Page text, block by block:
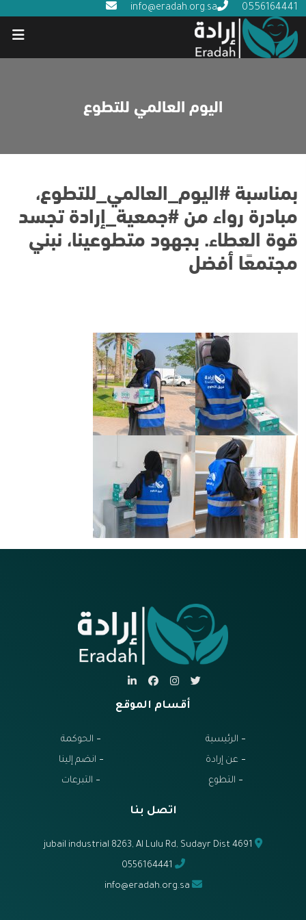
0556164441
info@eradah.org.sa
اليوم العالمي للتطوع
بمناسبة#اليوم_العالمي_للتطوع،
مبادرة رواء من#جمعية_إرادةتجسد
قوة العطاء. بجهود متطوعينا، نبني
مجتمعًا أفضل
أقسام الموقع
الرئيسية
الحوكمة
عن إرادة
انضم إلينا
التطوع
التبرعات
اتصل بنا